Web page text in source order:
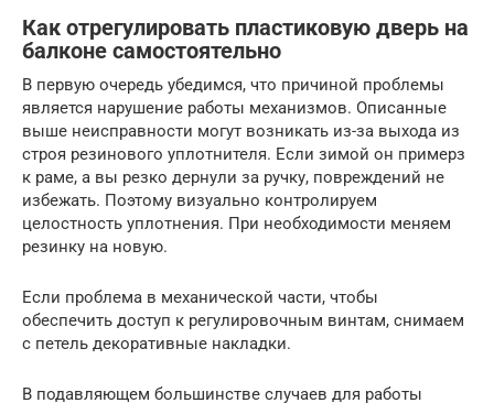
Как отрегулировать пластиковую дверь на
балконе самостоятельно
В первую очередь убедимся, что причиной проблемы
является нарушение работы механизмов. Описанные
выше неисправности могут возникать из-за выхода из
строя резинового уплотнителя. Если зимой он примерз
к раме, а вы резко дернули за ручку, повреждений не
избежать. Поэтому визуально контролируем
целостность уплотнения. При необходимости меняем
резинку на новую.
Если проблема в механической части, чтобы
обеспечить доступ к регулировочным винтам, снимаем
с петель декоративные накладки.
В подавляющем большинстве случаев для работы